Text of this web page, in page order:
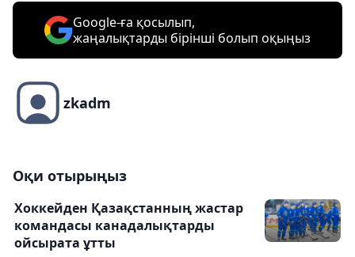
Google-ға қосылып,
жаңалықтарды бірінші болып оқыңыз
zkadm
Оқи отырыңыз
Хоккейден Қазақстанның жастар
командасы канадалықтарды
ойсырата ұтты